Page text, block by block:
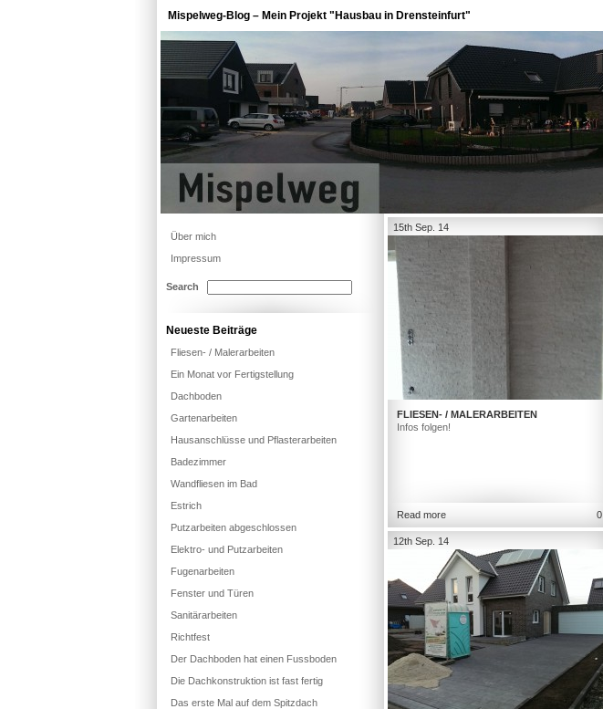
Mispelweg-Blog – Mein Projekt "Hausbau in Drensteinfurt"
15th Sep. 14
FLIESEN- / MALERARBEITEN
Infos folgen!
Read more 0
12th Sep. 14
Über mich
Impressum
Search
Neueste Beiträge
Fliesen- / Malerarbeiten
Ein Monat vor Fertigstellung
Dachboden
Gartenarbeiten
Hausanschlüsse und Pflasterarbeiten
Badezimmer
Wandfliesen im Bad
Estrich
Putzarbeiten abgeschlossen
Elektro- und Putzarbeiten
Fugenarbeiten
Fenster und Türen
Sanitärarbeiten
Richtfest
Der Dachboden hat einen Fussboden
Die Dachkonstruktion ist fast fertig
Das erste Mal auf dem Spitzdach